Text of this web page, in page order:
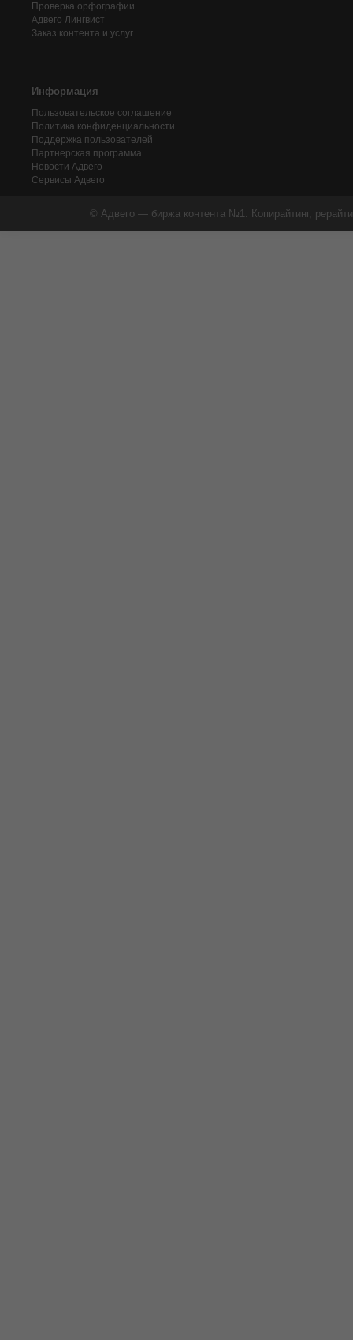
Проверка орфографии
Адвего Лингвист
Заказ контента и услуг
Информация
Пользовательское соглашение
Политика конфиденциальности
Поддержка пользователей
Партнерская программа
Новости Адвего
Сервисы Адвего
© Адвего — биржа контента №1. Копирайтинг,